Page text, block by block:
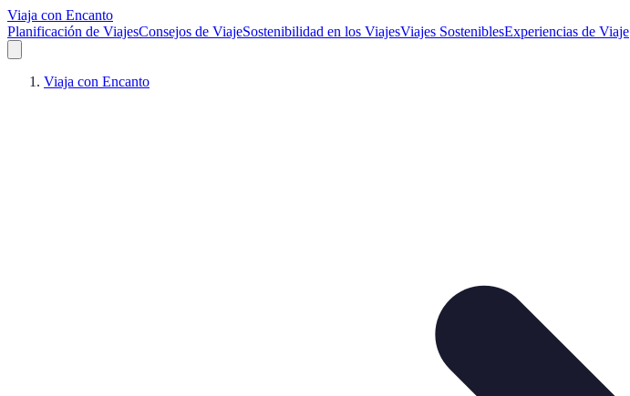
Viaja con Encanto
Planificación de ViajesConsejos de ViajeSostenibilidad en los ViajesViajes SosteniblesExperiencias de Viaje
Viaja con Encanto